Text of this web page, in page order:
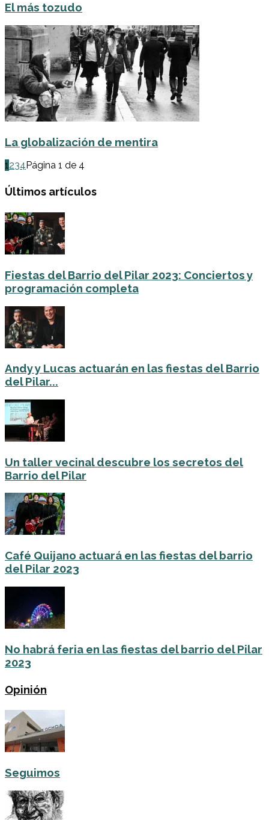
El más tozudo
La globalización de mentira
1234 Página 1 de 4
Últimos artículos
Fiestas del Barrio del Pilar 2023: Conciertos y
programación completa
Andy y Lucas actuarán en las fiestas del Barrio
del Pilar...
Un taller vecinal descubre los secretos del
Barrio del Pilar
Café Quijano actuará en las fiestas del barrio
del Pilar 2023
No habrá feria en las fiestas del barrio del Pilar
2023
Opinión
Seguimos